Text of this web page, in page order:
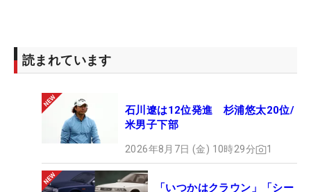
読まれています
石川遼は12位発進 杉浦悠太20位/
米男子下部
2026年8月7日 (金) 10時29分 1
「いつかはクラウン」「シー